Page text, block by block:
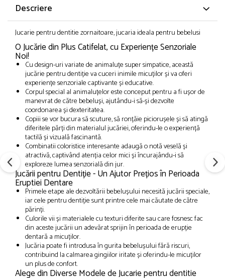
Descriere
Jucarie pentru dentitie zornaitoare, jucaria ideala pentru bebelusi
O Jucărie din Plus Catifelat, cu Experiențe Senzoriale
Noi!
Cu design-uri variate de animaluțe super simpatice, această
jucărie pentru dentiție va cuceri inimile micuților și va oferi
experiențe senzoriale captivante și educative.
Corpul special al animaluțelor este conceput pentru a fi ușor de
manevrat de către bebeluși, ajutându-i să-și dezvolte
coordonarea și dexteritatea.
Copiii se vor bucura să scuture, să ronțăie piciorușele și să atingă
diferitele părți din materialul jucăriei, oferindu-le o experiență
tactilă și vizuală fascinantă.
Combinatii coloristice interesante adaugă o notă veselă și
atractivă, captivând atenția celor mici și încurajându-i să
exploreze lumea senzorială din jur.
Jucării pentru Dentiție - Un Ajutor Prețios în Perioada
Eruptiei Dentare
Primele etape ale dezvoltării bebelușului necesită jucării speciale,
iar cele pentru dentiție sunt printre cele mai căutate de către
părinți.
Culorile vii și materialele cu texturi diferite sau care fosnesc fac
din aceste jucării un adevărat sprijin în perioada de erupție
dentară a micuților.
Jucăria poate fi introdusa în gurita bebelușului fără riscuri,
contribuind la calmarea gingiilor iritate și oferindu-le micuților
un plus de confort.
Alege din Diverse Modele de Jucarie pentru dentitie